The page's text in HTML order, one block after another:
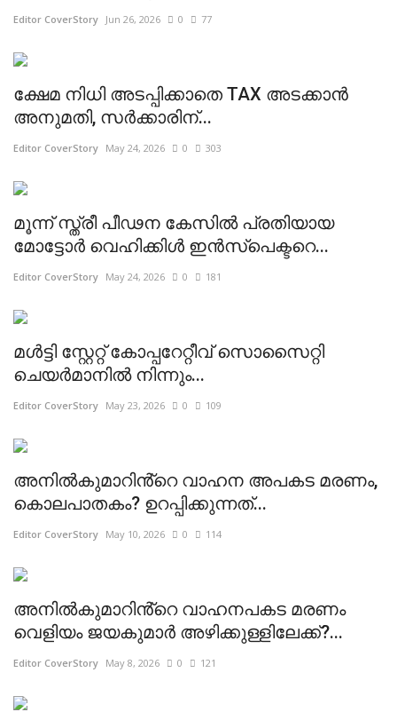
Editor CoverStory Jun 26, 2026 0 77
ക്ഷേമ നിധി അടപ്പിക്കാതെ TAX അടക്കാൻ
അനുമതി, സർക്കാരിന്...
Editor CoverStory May 24, 2026 0 303
മൂന്ന് സ്ത്രീ പീഢന കേസിൽ പ്രതിയായ
മോട്ടോർ വെഹിക്കിൾ ഇൻസ്പെക്ടറെ...
Editor CoverStory May 24, 2026 0 181
മൾട്ടി സ്റ്റേറ്റ് കോപ്പറേറ്റീവ് സൊസൈറ്റി
ചെയർമാനിൽ നിന്നും...
Editor CoverStory May 23, 2026 0 109
അനിൽകുമാറിൻ്റെ വാഹന അപകട മരണം,
കൊലപാതകം? ഉറപ്പിക്കുന്നത്...
Editor CoverStory May 10, 2026 0 114
അനിൽകുമാറിൻ്റെ വാഹനപകട മരണം
വെളിയം ജയകുമാർ അഴിക്കുള്ളിലേക്ക്?...
Editor CoverStory May 8, 2026 0 121